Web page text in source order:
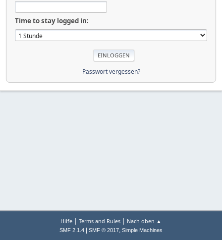
Time to stay logged in:
Passwort vergessen?
Hilfe | Terms and Rules | Nach oben ▲
SMF 2.1.4 SMF © 2017, Simple Machines